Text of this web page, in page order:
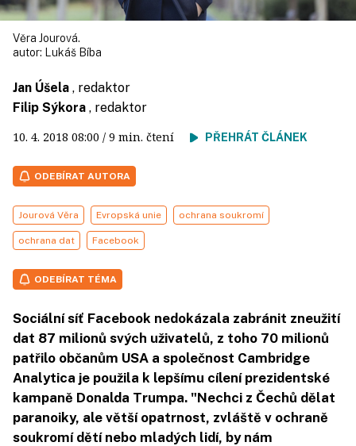
Věra Jourová.
autor:
Lukáš Bíba
Jan Úšela , redaktor
Filip Sýkora , redaktor
10. 4. 2018 08:00 / 9 min. čtení PŘEHRÁT ČLÁNEK
ODEBÍRAT AUTORA
Jourová Věra Evropská unie ochrana soukromí
ochrana dat Facebook
ODEBÍRAT TÉMA
Sociální síť Facebook nedokázala zabránit zneužití
dat 87 milionů svých uživatelů, z toho 70 milionů
patřilo občanům USA a společnost Cambridge
Analytica je použila k lepšímu cílení prezidentské
kampaně Donalda Trumpa. "Nechci z Čechů dělat
paranoiky, ale větší opatrnost, zvláště v ochraně
soukromí dětí nebo mladých lidí, by nám